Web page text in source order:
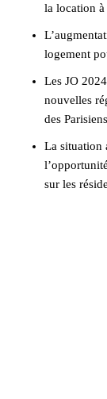
la location
logement
Les JO
nouvelles
des
La situation
sur les